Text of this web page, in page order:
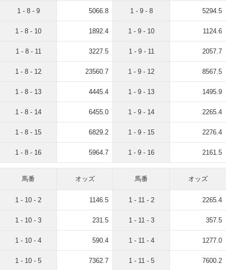
1 - 8 - 9 5066.8
1 - 8 - 10 1892.4
1 - 8 - 11 3227.5
1 - 8 - 12 23560.7
1 - 8 - 13 4445.4
1 - 8 - 14 6455.0
1 - 8 - 15 6829.2
1 - 8 - 16 5964.7
1 - 9 - 8 5294.5
1 - 9 - 10 1124.6
1 - 9 - 11 2057.7
1 - 9 - 12 8567.5
1 - 9 - 13 1495.9
1 - 9 - 14 2265.4
1 - 9 - 15 2276.4
1 - 9 - 16 2161.5
馬番 オッズ
1 - 10 - 2 1146.5
1 - 10 - 3 231.5
1 - 10 - 4 590.4
1 - 10 - 5 7362.7
馬番 オッズ
1 - 11 - 2 2265.4
1 - 11 - 3 357.5
1 - 11 - 4 1277.0
1 - 11 - 5 7600.2